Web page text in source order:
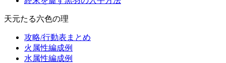
天元たる六色の理
攻略/行動表まとめ
火属性編成例
水属性編成例